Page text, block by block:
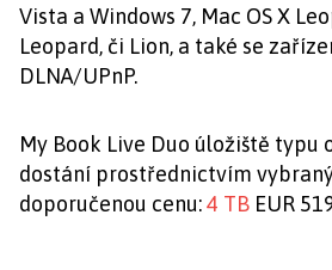
Vista a Windows 7, Mac OS X
Leopard, či Lion, a také se
DLNA/UPnP.
My Book Live Duo úložiště typu
dostání prostřednictvím
doporučenou cenu:4 TB EUR